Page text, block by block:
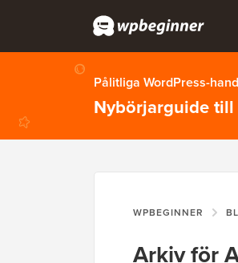
Pålitliga WordPress-
Nybörjarguide till
WPBEGINNER
Arkiv för